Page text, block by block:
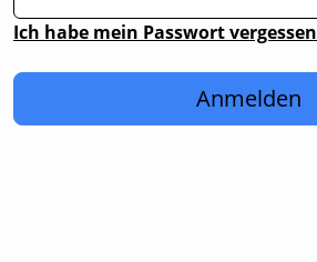
Ich habe mein Passwort vergessen
Anmelden